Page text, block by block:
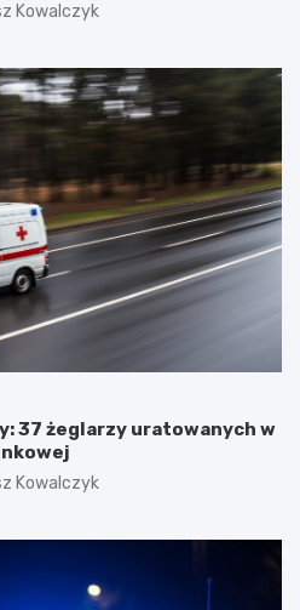
Kowalczyk
37 żeglarzy uratowanych w
Kowalczyk